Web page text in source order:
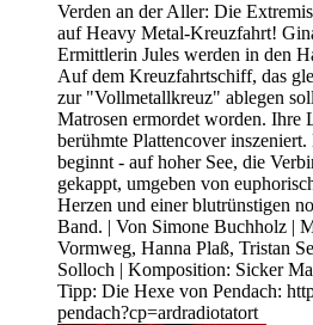
Verden an der Aller: Die
auf Heavy Metal-Kreuzfahrt!
Ermittlerin Jules werden in den
Auf dem Kreuzfahrtschiff, das
zur "Vollmetallkreuz" ablegen
Matrosen ermordet worden. Ihre
berühmte Plattencover
beginnt - auf hoher See, die
gekappt, umgeben von
Herzen und einer blutrünstigen
Band. | Von Simone Buchholz |
Vormweg, Hanna Plaß, Tristan
Solloch | Komposition: Sicker
Tipp: Die Hexe von Pendach:
pendach?cp=ardradiotatort